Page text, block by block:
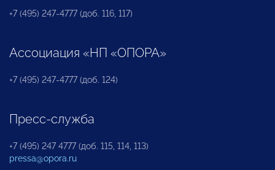
+7 (495) 247-4777 (доб. 116, 117)
Ассоциация «НП «ОПОРА»
+7 (495) 247-4777 (доб. 124)
Пресс-служба
+7 (495) 247 4777 (доб. 115, 114, 113)
pressa@opora.ru